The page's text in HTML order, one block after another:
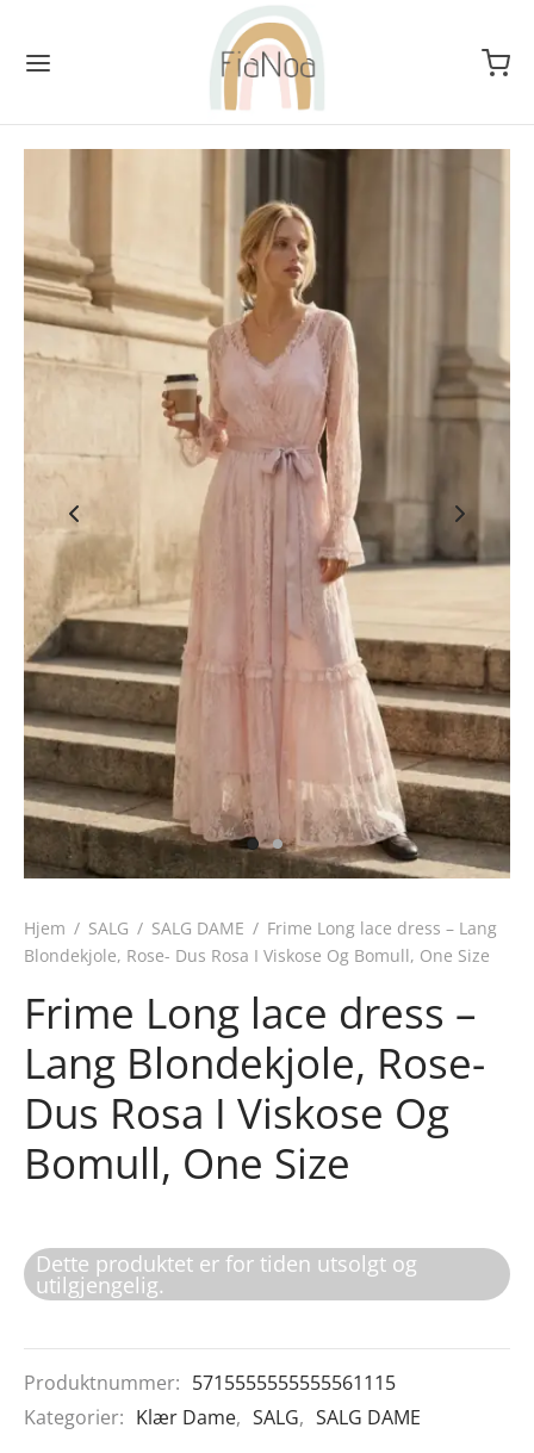
Hjem / SALG / SALG DAME / Frime Long lace dress – Lang
Blondekjole, Rose- Dus Rosa I Viskose Og Bomull, One Size
Frime Long lace dress –
Lang Blondekjole, Rose-
Dus Rosa I Viskose Og
Bomull, One Size
Dette produktet er for tiden utsolgt og
utilgjengelig.
Produktnummer: 5715555555555561115
Kategorier: Klær Dame, SALG, SALG DAME